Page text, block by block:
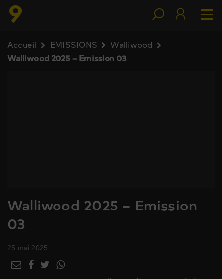
Accueil EMISSIONS
Walliwood
Walliwood 2025 – Emission 03
Walliwood 2025 – Emission
03
25 mai 2025